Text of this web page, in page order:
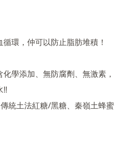
環，仲可以防止脂肪堆積！
學添加、無防腐劑、無激素，
‼️